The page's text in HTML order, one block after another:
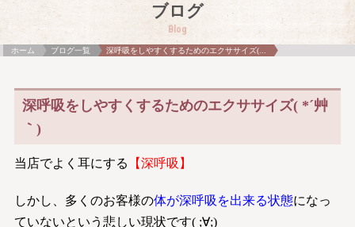
ブログ
Blog
ホーム ブログ一覧 深呼吸をしやすくするためのエクササイズ(...
深呼吸をしやすくするためのエクササイズ( *´艸
｀)
当店でよく耳にする 【深呼吸】
しかし、多くのお客様の体が深呼吸を出来る状態になっ
ていないという悲しい現状です( ;∀;)